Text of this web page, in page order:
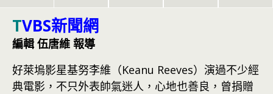
TVBS新聞網
編輯 伍唐維 報導
好萊塢影星基努李維（Keanu Reeves）演過不少經
典電影，不只外表帥氣迷人，心地也善良，曾捐贈